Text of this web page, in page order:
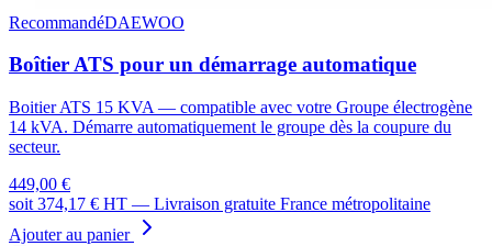
RecommandéDAEWOO
Boîtier ATS pour un démarrage automatique
Boitier ATS 15 KVA — compatible avec votre Groupe électrogène
14 kVA. Démarre automatiquement le groupe dès la coupure du
secteur.
449,00 €
soit 374,17 € HT — Livraison gratuite France métropolitaine
Ajouter au panier